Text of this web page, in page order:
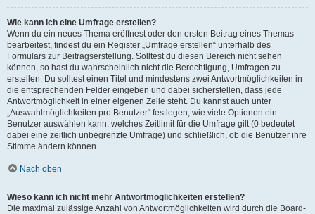
Wie kann ich eine Umfrage erstellen?
Wenn du ein neues Thema eröffnest oder den ersten Beitrag eines Themas
bearbeitest, findest du ein Register „Umfrage erstellen“ unterhalb des
Formulars zur Beitragserstellung. Solltest du diesen Bereich nicht sehen
können, so hast du wahrscheinlich nicht die Berechtigung, Umfragen zu
erstellen. Du solltest einen Titel und mindestens zwei Antwortmöglichkeiten in
die entsprechenden Felder eingeben und dabei sicherstellen, dass jede
Antwortmöglichkeit in einer eigenen Zeile steht. Du kannst auch unter
„Auswahlmöglichkeiten pro Benutzer“ festlegen, wie viele Optionen ein
Benutzer auswählen kann, welches Zeitlimit für die Umfrage gilt (0 bedeutet
dabei eine zeitlich unbegrenzte Umfrage) und schließlich, ob die Benutzer ihre
Stimme ändern können.
Nach oben
Wieso kann ich nicht mehr Antwortmöglichkeiten erstellen?
Die maximal zulässige Anzahl von Antwortmöglichkeiten wird durch die Board-